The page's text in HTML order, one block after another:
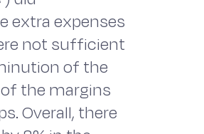
extra expenses
not sufficient
of the
the margins
Overall, there